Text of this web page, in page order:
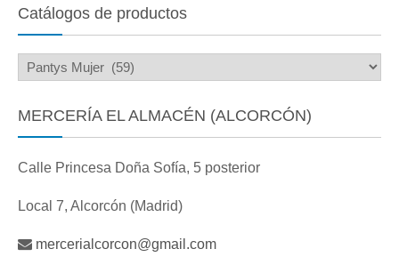
Catálogos de productos
MERCERÍA EL ALMACÉN (ALCORCÓN)
Calle Princesa Doña Sofía, 5 posterior
Local 7, Alcorcón (Madrid)
mercerialcorcon@gmail.com